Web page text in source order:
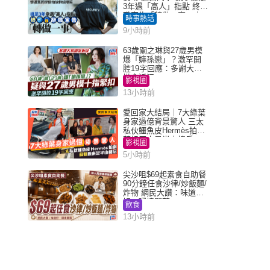
3年遇「高人」指點 終辭
職宣告「轉做一事」｜
Juicy叮
時事熱話
9小時前
63歲關之琳與27歲男模
爆「嫲孫戀」？激罕開
腔19字回應：多謝大家
掛念近況
影視圈
13小時前
愛回家大結局｜7大綠葉
身家過億背景驚人 三太
私伙鱷魚皮Hermès拍劇
蘇姐原來是半山樓后
影視圈
5小時前
尖沙咀$69起素食自助餐
90分鐘任食沙律/炒飯麵/
炸物 網民大讚：味道
好，環境闊落
飲食
13小時前